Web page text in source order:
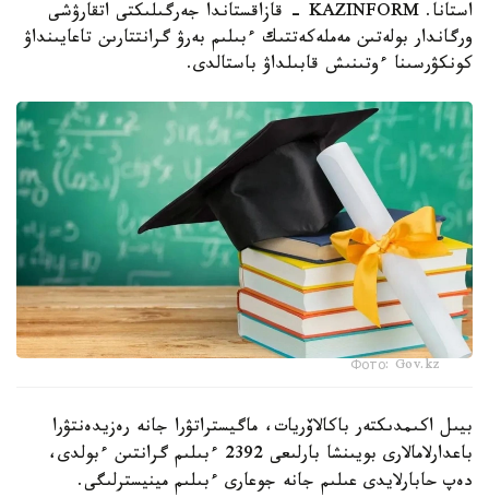
استانا. KAZINFORM - قازاقستاندا جەرگىلىكتى اتقارۋشى
ورگاندار بولەتىن مەملەكەتتىك ءبىلىم بەرۋ گرانتتارىن تاعايىنداۋ
كونكۋرسىنا ءوتىنىش قابىلداۋ باستالدى.
Фото: Gov.kz
بيىل اكىمدىكتەر باكالاۆريات، ماگيستراتۋرا جانە رەزيدەنتۋرا
باعدارلامالارى بويىنشا بارلىعى 2392 ءبىلىم گرانتىن ءبولدى،
دەپ حابارلايدى عىلىم جانە جوعارى ءبىلىم مينيسترلىگى.